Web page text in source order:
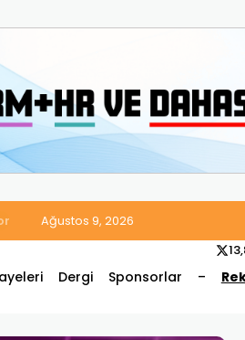
Tek Platformda Birleştirdi
Ağustos 9, 2026
Dergi Sponsorlar –